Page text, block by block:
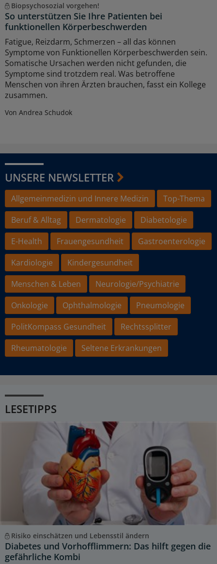
Biopsychosozial vorgehen!
So unterstützen Sie Ihre Patienten bei
funktionellen Körperbeschwerden
Fatigue, Reizdarm, Schmerzen – all das können
Symptome von Funktionellen Körperbeschwerden sein.
Somatische Ursachen werden nicht gefunden, die
Symptome sind trotzdem real. Was betroffene
Menschen von ihren Ärzten brauchen, fasst ein Kollege
zusammen.
Von Andrea Schudok
UNSERE NEWSLETTER
Allgemeinmedizin und Innere Medizin
Top-Thema
Beruf & Alltag
Dermatologie
Diabetologie
E-Health
Frauengesundheit
Gastroenterologie
Kardiologie
Kindergesundheit
Menschen & Leben
Neurologie/Psychiatrie
Onkologie
Ophthalmologie
Pneumologie
PolitKompass Gesundheit
Rechtssplitter
Rheumatologie
Seltene Erkrankungen
LESETIPPS
Risiko einschätzen und Lebensstil ändern
Diabetes und Vorhofflimmern: Das hilft gegen die
gefährliche Kombi